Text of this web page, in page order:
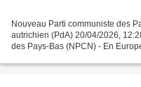
Nouveau Parti communiste des
autrichien (PdA) 20/04/2026,
des Pays-Bas (NPCN) - En